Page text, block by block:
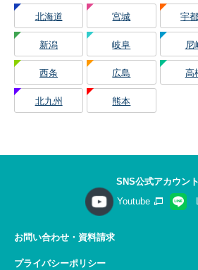
北海道 宮城 宇
新潟 岐阜 尼
西条 広島 高
北九州 熊本
SNS公式アカウント
Youtube
お問い合わせ・資料請求
プライバシーポリシー